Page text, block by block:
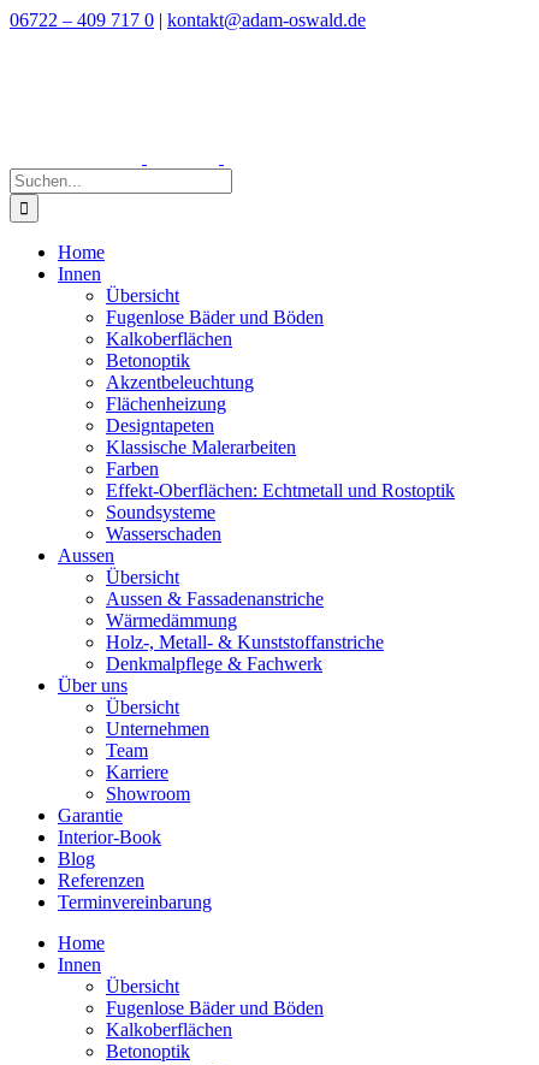
Zum
06722 – 409 717 0 | kontakt@adam-oswald.de
Suche
nach:
Home
Innen
Übersicht
Fugenlose Bäder und Böden
Kalkoberflächen
Betonoptik
Akzentbeleuchtung
Flächenheizung
Designtapeten
Klassische Malerarbeiten
Farben
Effekt-Oberflächen: Echtmetall und Rostoptik
Soundsysteme
Wasserschaden
Aussen
Übersicht
Aussen & Fassadenanstriche
Wärmedämmung
Holz-, Metall- & Kunststoffanstriche
Denkmalpflege & Fachwerk
Über uns
Übersicht
Unternehmen
Team
Karriere
Showroom
Garantie
Interior-Book
Blog
Referenzen
Terminvereinbarung
Home
Innen
Übersicht
Fugenlose Bäder und Böden
Kalkoberflächen
Betonoptik